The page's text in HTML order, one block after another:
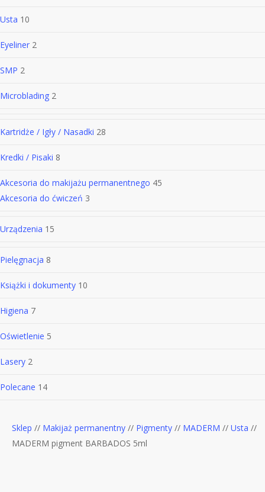
Usta 10
Eyeliner 2
SMP 2
Microblading 2
Kartridże / Igły / Nasadki 28
Kredki / Pisaki 8
Akcesoria do makijażu permanentnego 45
Akcesoria do ćwiczeń 3
Urządzenia 15
Pielęgnacja 8
Książki i dokumenty 10
Higiena 7
Oświetlenie 5
Lasery 2
Polecane 14
Sklep // Makijaż permanentny // Pigmenty // MADERM // Usta //
MADERM pigment BARBADOS 5ml